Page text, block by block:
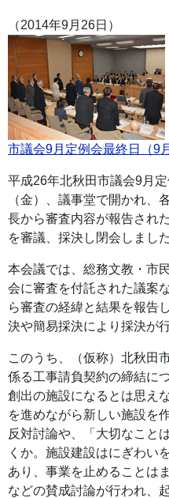
（2014年9月26日）
市議会9月定例会最終日（9
平成26年北秋田市議会9月
（金）、議事堂で開かれ、
長から審査内容が報告され
を審議、採決し閉会しました
本会議では、総務文教・市
会に審査を付託された議案
ら審査の経緯と結果を報告
決や簡易採決により採決が
このうち、（仮称）北秋田
係る工事請負契約の締結に
創出の施設になるとは思え
を進めながら新しい施設を
反対討論や、「大切なこと
くか。施設建設はにぎわい
あり、事業を止めることは
などの賛成討論が行われ、